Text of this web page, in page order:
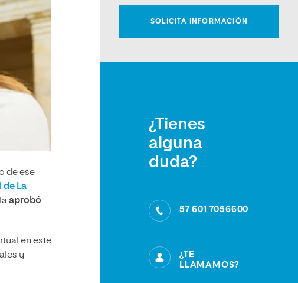
de ese
La
aprobó
en este
y
¿Tienes
alguna
duda?
57 601 7056600
¿TE
LLAMAMOS?